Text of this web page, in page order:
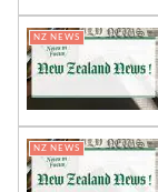
NZ NEWS
NZ NEWS